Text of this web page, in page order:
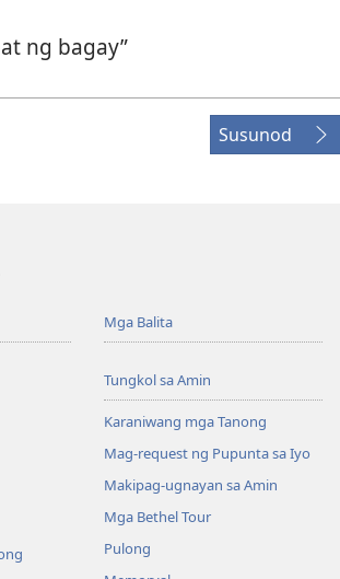
ng bagay”
Susunod
Mga Balita
Tungkol sa Amin
Karaniwang mga Tanong
Mag-request ng Pupunta sa Iyo
Makipag-ugnayan sa Amin
Mga Bethel Tour
Pulong